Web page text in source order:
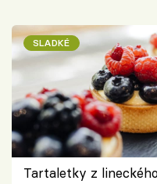
SLADKÉ
Tartaletky z